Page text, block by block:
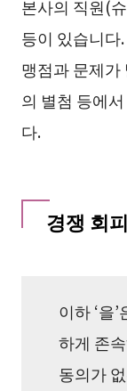
본사의 직원(
등이 있습니다
맹점과 문제가
의 별첨 등에
다.
경쟁 회
이하 ‘을
하게 존
동의가